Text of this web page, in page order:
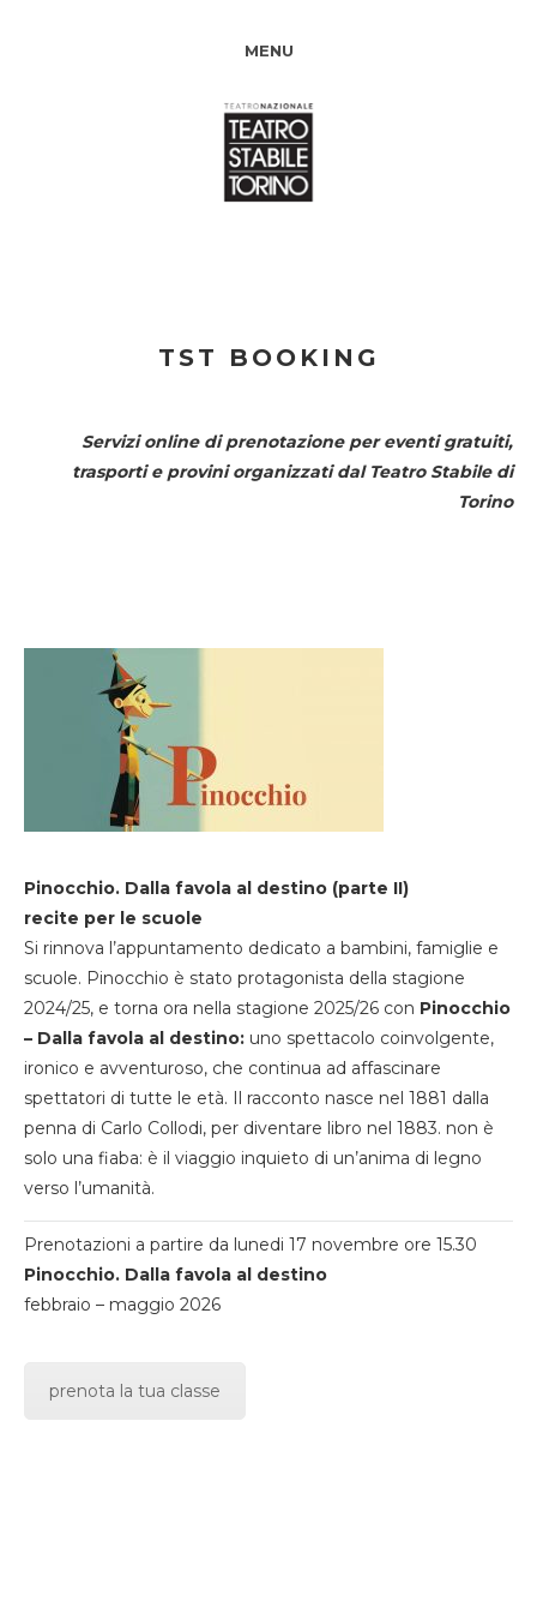
MENU
TST BOOKING
Servizi online di prenotazione per eventi gratuiti,
trasporti e provini organizzati dal Teatro Stabile di
Torino
Pinocchio. Dalla favola al destino (parte II)
recite per le scuole
Si rinnova l’appuntamento dedicato a bambini, famiglie e
scuole. Pinocchio è stato protagonista della stagione
2024/25, e torna ora nella stagione 2025/26 con Pinocchio
– Dalla favola al destino: uno spettacolo coinvolgente,
ironico e avventuroso, che continua ad affascinare
spettatori di tutte le età. Il racconto nasce nel 1881 dalla
penna di Carlo Collodi, per diventare libro nel 1883. non è
solo una fiaba: è il viaggio inquieto di un’anima di legno
verso l’umanità.
Prenotazioni a partire da lunedi 17 novembre ore 15.30
Pinocchio. Dalla favola al destino
febbraio – maggio 2026
prenota la tua classe